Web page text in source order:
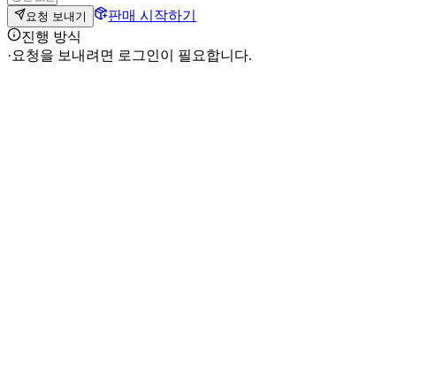
요청 보내기
판매 시작하기
진행 방식
·요청을 보내려면 로그인이 필요합니다.